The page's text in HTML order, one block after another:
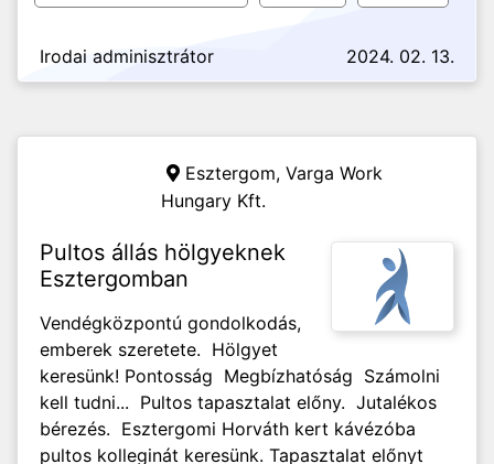
Irodai adminisztrátor 2024. 02. 13.
Esztergom, Varga Work
Hungary Kft.
Pultos állás hölgyeknek
Esztergomban
Vendégközpontú gondolkodás,
emberek szeretete. Hölgyet
keresünk! Pontosság Megbízhatóság Számolni
kell tudni... Pultos tapasztalat előny. Jutalékos
bérezés. Esztergomi Horváth kert kávézóba
pultos kolleginát keresünk. Tapasztalat előnyt